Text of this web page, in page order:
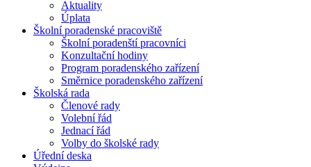
Aktuality
Úplata
Školní poradenské pracoviště
Školní poradenští pracovníci
Konzultační hodiny
Program poradenského zařízení
Směrnice poradenského zařízení
Školská rada
Členové rady
Volební řád
Jednací řád
Volby do školské rady
Úřední deska